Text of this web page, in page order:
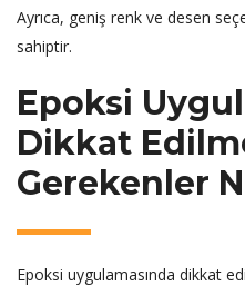
Ayrıca, geniş renk ve desen
sahiptir.
Epoksi
Dikkat
Gerekenler
Epoksi uygulamasında dikkat